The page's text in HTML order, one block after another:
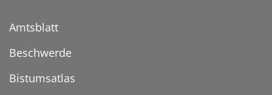
Amtsblatt
Beschwerde
Bistumsatlas